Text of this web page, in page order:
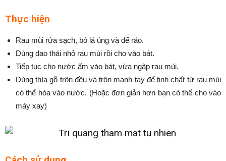
Thực hiện
Rau mùi rửa sạch, bỏ lá úng và để ráo.
Dùng dao thái nhỏ rau mùi rồi cho vào bát.
Tiếp tục cho nước ấm vào bát, vừa ngập rau mùi.
Dùng thìa gỗ trộn đều và trộn mạnh tay để tinh chất từ rau mùi
có thể hòa vào nước. (Hoặc đơn giản hơn bạn có thể cho vào
máy xay)